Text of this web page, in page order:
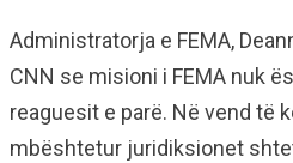
Administratorja e FEMA,
CNN se misioni i FEMA nuk
reaguesit e parë. Në vend të
mbështetur juridiksionet